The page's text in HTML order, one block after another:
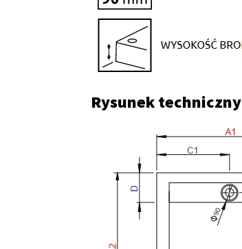
Rysunek techniczny